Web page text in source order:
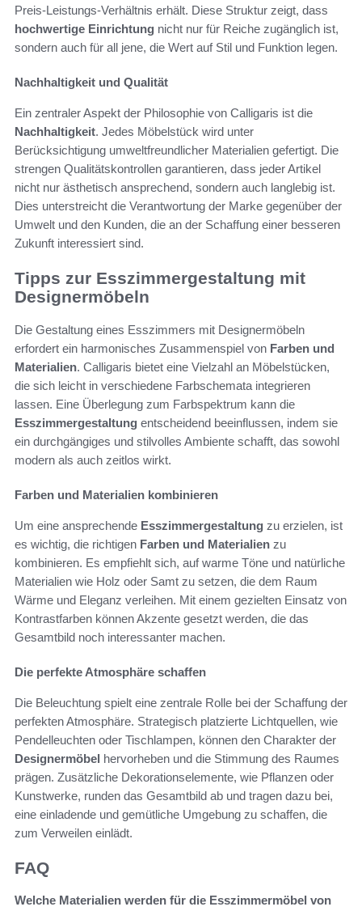
Preis-Leistungs-Verhältnis erhält. Diese Struktur zeigt, dass
hochwertige Einrichtung nicht nur für Reiche zugänglich ist,
sondern auch für all jene, die Wert auf Stil und Funktion legen.
Nachhaltigkeit und Qualität
Ein zentraler Aspekt der Philosophie von Calligaris ist die
Nachhaltigkeit. Jedes Möbelstück wird unter
Berücksichtigung umweltfreundlicher Materialien gefertigt. Die
strengen Qualitätskontrollen garantieren, dass jeder Artikel
nicht nur ästhetisch ansprechend, sondern auch langlebig ist.
Dies unterstreicht die Verantwortung der Marke gegenüber der
Umwelt und den Kunden, die an der Schaffung einer besseren
Zukunft interessiert sind.
Tipps zur Esszimmergestaltung mit
Designermöbeln
Die Gestaltung eines Esszimmers mit Designermöbeln
erfordert ein harmonisches Zusammenspiel von Farben und
Materialien. Calligaris bietet eine Vielzahl an Möbelstücken,
die sich leicht in verschiedene Farbschemata integrieren
lassen. Eine Überlegung zum Farbspektrum kann die
Esszimmergestaltung entscheidend beeinflussen, indem sie
ein durchgängiges und stilvolles Ambiente schafft, das sowohl
modern als auch zeitlos wirkt.
Farben und Materialien kombinieren
Um eine ansprechende Esszimmergestaltung zu erzielen, ist
es wichtig, die richtigen Farben und Materialien zu
kombinieren. Es empfiehlt sich, auf warme Töne und natürliche
Materialien wie Holz oder Samt zu setzen, die dem Raum
Wärme und Eleganz verleihen. Mit einem gezielten Einsatz von
Kontrastfarben können Akzente gesetzt werden, die das
Gesamtbild noch interessanter machen.
Die perfekte Atmosphäre schaffen
Die Beleuchtung spielt eine zentrale Rolle bei der Schaffung der
perfekten Atmosphäre. Strategisch platzierte Lichtquellen, wie
Pendelleuchten oder Tischlampen, können den Charakter der
Designermöbel hervorheben und die Stimmung des Raumes
prägen. Zusätzliche Dekorationselemente, wie Pflanzen oder
Kunstwerke, runden das Gesamtbild ab und tragen dazu bei,
eine einladende und gemütliche Umgebung zu schaffen, die
zum Verweilen einlädt.
FAQ
Welche Materialien werden für die Esszimmermöbel von